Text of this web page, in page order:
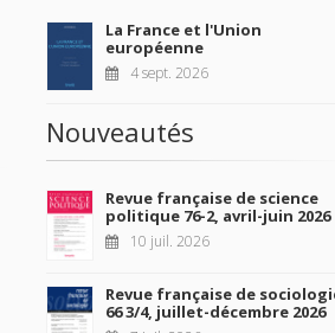
La France et l'Union
européenne
4 sept. 2026
Nouveautés
Revue française de science
politique 76-2, avril-juin 2026
10 juil. 2026
Revue française de
66 3/4, juillet-décembre 2026